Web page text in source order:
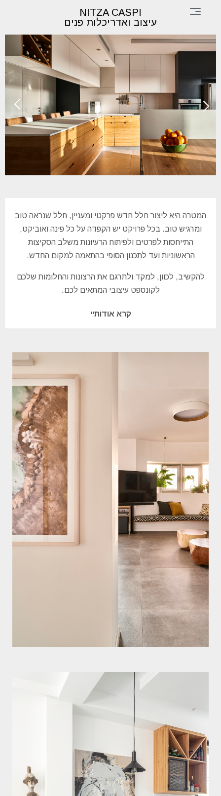
NITZA CASPI
עיצוב ואדריכלות פנים
×
תכנון
ועיצוב
ופרטים
אודות
המטרה היא ליצור חלל חדש פרקטי ומעניין, חלל שנראה טוב
ומרגיש טוב. בכל פרויקט יש הקפדה על כל פינה ואוביקט,
התייחסות לפרטים ולפיתוח הרעיונות משלב הסקיצות
הראשוניות ועד לתכנון הסופי בהתאמה למקום החדש.
להקשיב, לכוון, למקד ולתרגם את הרצונות והחלומות שלכם
לקונספט עיצובי המתאים לכם.
קרא אודותיי